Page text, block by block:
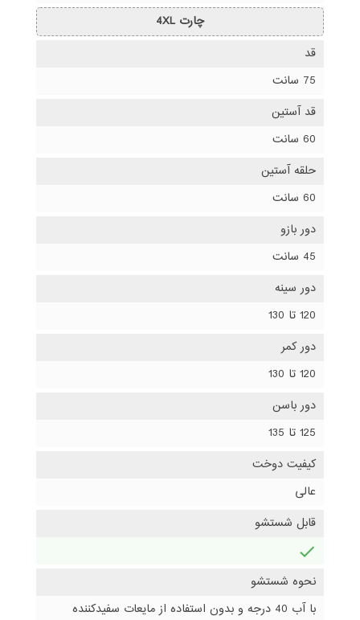
چارت 4XL
قد
75 سانت
قد آستین
60 سانت
حلقه آستین
60 سانت
دور بازو
45 سانت
دور سینه
120 تا 130
دور کمر
120 تا 130
دور باسن
125 تا 135
کیفیت دوخت
عالی
قابل شستشو
نحوه شستشو
با آب 40 درجه و بدون استفاده از مایعات سفیدکننده